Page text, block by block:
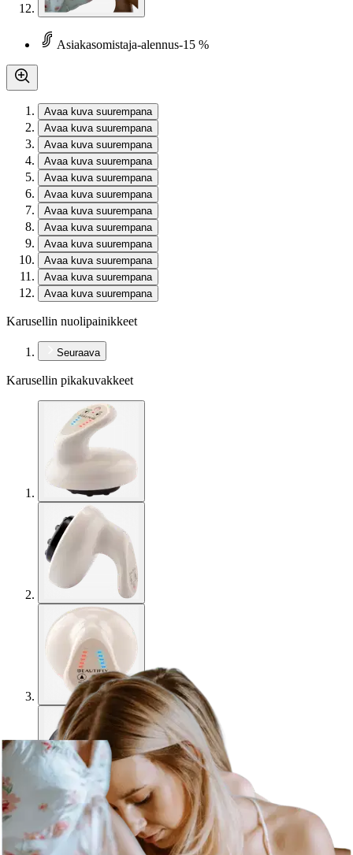
Asiakasomistaja-alennus-15 %
Avaa kuva suurempana
Avaa kuva suurempana
Avaa kuva suurempana
Avaa kuva suurempana
Avaa kuva suurempana
Avaa kuva suurempana
Avaa kuva suurempana
Avaa kuva suurempana
Avaa kuva suurempana
Avaa kuva suurempana
Avaa kuva suurempana
Avaa kuva suurempana
Karusellin nuolipainikkeet
Seuraava
Karusellin pikakuvakkeet